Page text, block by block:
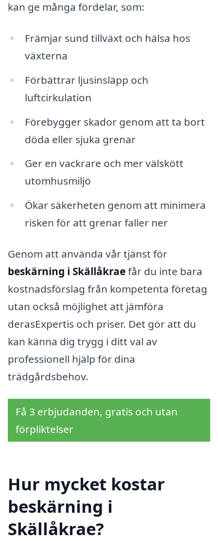
kan ge många fördelar, som:
Främjar sund tillväxt och hälsa hos
växterna
Förbättrar ljusinsläpp och
luftcirkulation
Förebygger skador genom att ta bort
döda eller sjuka grenar
Ger en vackrare och mer välskött
utomhusmiljö
Ökar säkerheten genom att minimera
risken för att grenar faller ner
Genom att använda vår tjänst för
beskärning i Skällåkraefår du inte bara
kostnadsförslag från kompetenta företag
utan också möjlighet att jämföra
derasExpertis och priser. Det gör att du
kan känna dig trygg i ditt val av
professionell hjälp för dina
trädgårdsbehov.
Få 3 erbjudanden, gratis och utan
förpliktelser
Hur mycket kostar
beskärning i
Skällåkrae?